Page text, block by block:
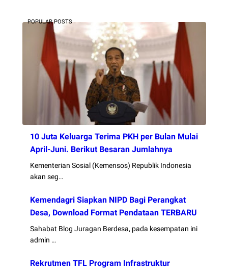
POPULAR POSTS
10 Juta Keluarga Terima PKH per Bulan Mulai
April-Juni. Berikut Besaran Jumlahnya
Kementerian Sosial (Kemensos) Republik Indonesia
akan seg…
Kemendagri Siapkan NIPD Bagi Perangkat
Desa, Download Format Pendataan TERBARU
Sahabat Blog Juragan Berdesa, pada kesempatan ini
admin …
Rekrutmen TFL Program Infrastruktur